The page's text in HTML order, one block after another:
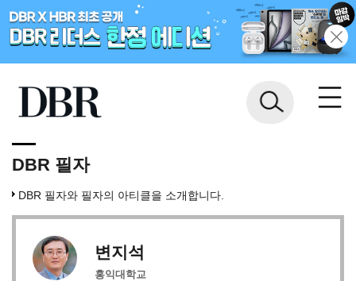
DBR 필자
DBR 필자와 필자의 아티클을 소개합니다.
변지석
홍익대학교